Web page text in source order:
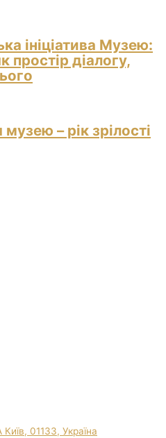
ініціатива Музею:
діалогу,
– рік зрілості
01133, Україна